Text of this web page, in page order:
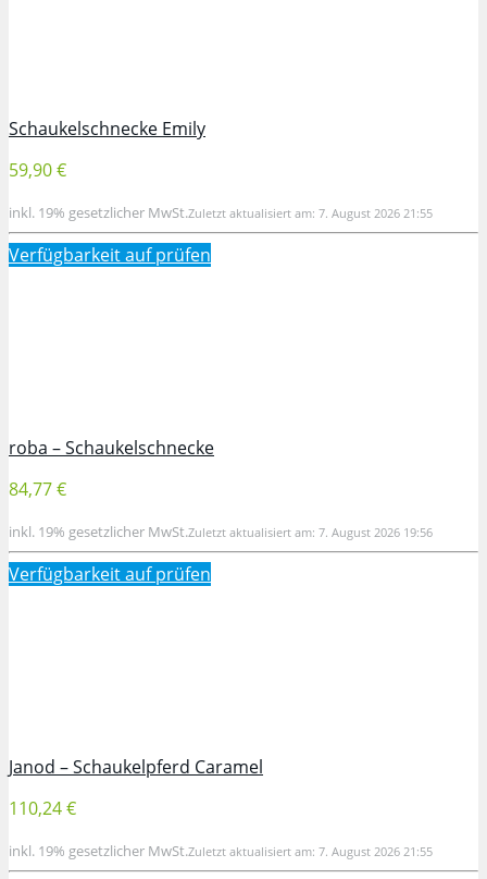
Schaukelschnecke Emily
59,90 €
inkl. 19% gesetzlicher MwSt.Zuletzt aktualisiert am: 7. August 2026 21:55
Verfügbarkeit aufprüfen
roba – Schaukelschnecke
84,77 €
inkl. 19% gesetzlicher MwSt.Zuletzt aktualisiert am: 7. August 2026 19:56
Verfügbarkeit aufprüfen
Janod – Schaukelpferd Caramel
110,24 €
inkl. 19% gesetzlicher MwSt.Zuletzt aktualisiert am: 7. August 2026 21:55